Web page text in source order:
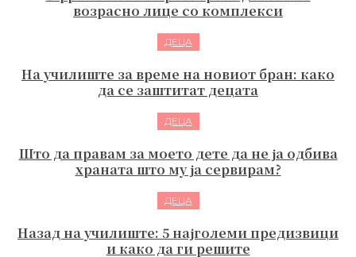
возрасно лице со комплекси
ДЕЦА
На училиште за време на новиот бран: како
да се заштитат децата
ДЕЦА
Што да правам за моето дете да не ја одбива
храната што му ја сервирам?
ДЕЦА
Назад на училиште: 5 најголеми предизвици
и како да ги решите